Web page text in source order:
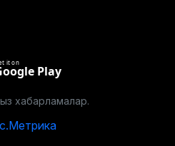
it on
Play
хабарламалар.